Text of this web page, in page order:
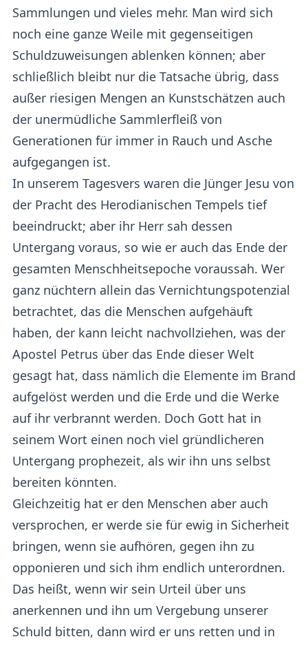
Sammlungen und vieles mehr. Man wird sich
noch eine ganze Weile mit gegenseitigen
Schuldzuweisungen ablenken können; aber
schließlich bleibt nur die Tatsache übrig, dass
außer riesigen Mengen an Kunstschätzen auch
der unermüdliche Sammlerfleiß von
Generationen für immer in Rauch und Asche
aufgegangen ist.
In unserem Tagesvers waren die Jünger Jesu von
der Pracht des Herodianischen Tempels tief
beeindruckt; aber ihr Herr sah dessen
Untergang voraus, so wie er auch das Ende der
gesamten Menschheitsepoche voraussah. Wer
ganz nüchtern allein das Vernichtungspotenzial
betrachtet, das die Menschen aufgehäuft
haben, der kann leicht nachvollziehen, was der
Apostel Petrus über das Ende dieser Welt
gesagt hat, dass nämlich die Elemente im Brand
aufgelöst werden und die Erde und die Werke
auf ihr verbrannt werden. Doch Gott hat in
seinem Wort einen noch viel gründlicheren
Untergang prophezeit, als wir ihn uns selbst
bereiten könnten.
Gleichzeitig hat er den Menschen aber auch
versprochen, er werde sie für ewig in Sicherheit
bringen, wenn sie aufhören, gegen ihn zu
opponieren und sich ihm endlich unterordnen.
Das heißt, wenn wir sein Urteil über uns
anerkennen und ihn um Vergebung unserer
Schuld bitten, dann wird er uns retten und in